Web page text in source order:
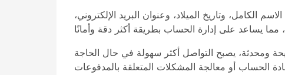
وتاريخ الميلاد، وعنوان البريد الإلكتروني،
ومحدثة، يصبح التواصل أكثر سهولة في حال الحاجة